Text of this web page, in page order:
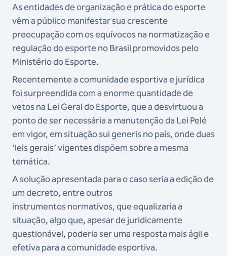
As entidades de organização e prática do esporte
vêm a público manifestar sua crescente
preocupaçãocom os equívocos na normatização e
regulação do esporte no Brasil promovidos pelo
Ministério doEsporte.
Recentemente a comunidade esportiva e jurídica
foi surpreendida com a enorme quantidade de
vetosna Lei Geral do Esporte, que a desvirtuou a
ponto de ser necessária a manutenção da Lei Pelé
em vigor,em situação sui generis no país, onde duas
‘leis gerais’ vigentes dispõem sobre a mesma
temática.
A solução apresentada para o caso seria a edição de
um decreto, entre outros
instrumentosnormativos, que equalizaria a
situação, algo que, apesar de juridicamente
questionável, poderia seruma resposta mais ágil e
efetiva para a comunidade esportiva.